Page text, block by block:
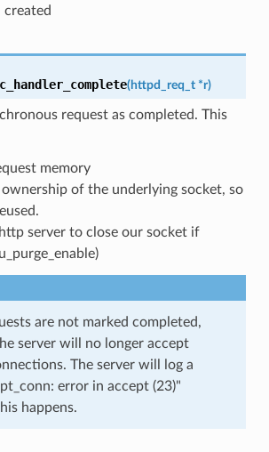
created
(httpd_req_t *r)
request as completed. This
memory
of the underlying socket, so
server to close our socket if
are not marked completed,
server will no longer accept
The server will log a
error in accept (23)"
happens.